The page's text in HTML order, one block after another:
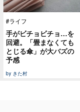
#ライフ
手がビチョビチョ…を
回避。「畳まなくても
とじる傘」が大バズの
予感
by きた村